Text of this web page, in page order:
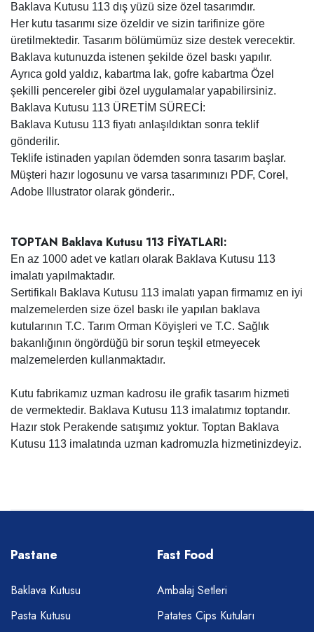
Baklava Kutusu 113 dış yüzü size özel tasarımdır.
Her kutu tasarımı size özeldir ve sizin tarifinize göre
üretilmektedir. Tasarım bölümümüz size destek verecektir.
Baklava kutunuzda istenen şekilde özel baskı yapılır.
Ayrıca gold yaldız, kabartma lak, gofre kabartma Özel
şekilli pencereler gibi özel uygulamalar yapabilirsiniz.
Baklava Kutusu 113 ÜRETİM SÜRECİ:
Baklava Kutusu 113 fiyatı anlaşıldıktan sonra teklif
gönderilir.
Teklife istinaden yapılan ödemden sonra tasarım başlar.
Müşteri hazır logosunu ve varsa tasarımınızı PDF, Corel,
Adobe Illustrator olarak gönderir..
TOPTAN Baklava Kutusu 113 FİYATLARI:
En az 1000 adet ve katları olarak Baklava Kutusu 113
imalatı yapılmaktadır.
Sertifikalı Baklava Kutusu 113 imalatı yapan firmamız en iyi
malzemelerden size özel baskı ile yapılan baklava
kutularının T.C. Tarım Orman Köyişleri ve T.C. Sağlık
bakanlığının öngördüğü bir sorun teşkil etmeyecek
malzemelerden kullanmaktadır.
Kutu fabrikamız uzman kadrosu ile grafik tasarım hizmeti
de vermektedir. Baklava Kutusu 113 imalatımız toptandır.
Hazır stok Perakende satışımız yoktur. Toptan Baklava
Kutusu 113 imalatında uzman kadromuzla hizmetinizdeyiz.
Pastane
Baklava Kutusu
Pasta Kutusu
Fast Food
Ambalaj Setleri
Patates Cips Kutuları